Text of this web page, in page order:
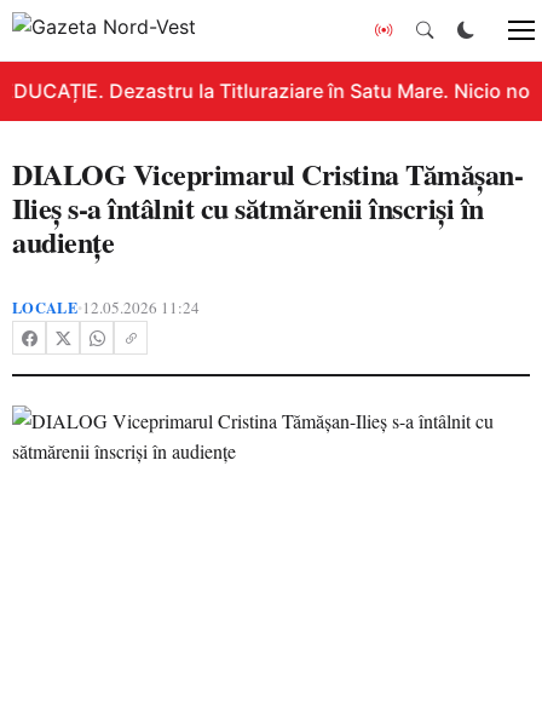
Dezastru la Titluraziare în Satu Mare. Nicio
DIALOG Viceprimarul Cristina Tămășan-
Ilieș s-a întâlnit cu sătmărenii înscriși în
audiențe
LOCALE•12.05.2026 11:24